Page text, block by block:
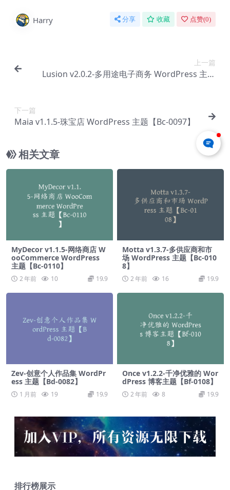
Harry 分享 收藏 点赞(0)
上一篇
Lusion v2.0.2-多用途电子商务 WordPress 主题
下一篇
Maia v1.1.5-珠宝店 WordPress 主题【Bc-0097】
相关文章
MyDecor v1.1.5-网络商店 W
ooCommerce WordPress
主题【Bc-0110】
2 年前 10 19.9
Motta v1.3.7-多供应商和市
场 WordPress 主题【Bc-010
8】
2 年前 16 19.9
Zev-创意个人作品集 WordPr
ess 主题【Bd-0082】
1 月前 19 19.9
Once v1.2.2-千净优雅的 Wor
dPress 博客主题【Bf-0108】
2 年前 8 19.9
排行榜展示